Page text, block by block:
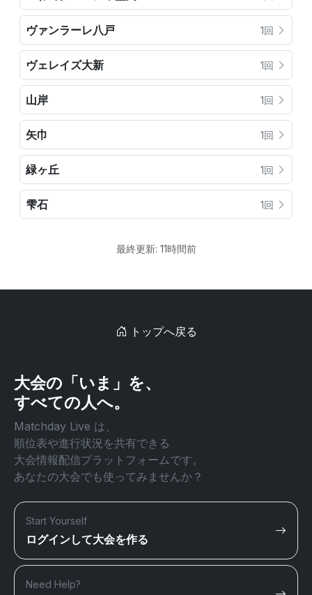
ヴァンラーレ八戸 1回
ヴェレイズ大新 1回
山岸 1回
矢巾 1回
緑ヶ丘 1回
雫石 1回
最終更新: 11時間前
トップへ戻る
大会の「いま」を、
すべての人へ。
Matchday Live は、
順位表や進行状況を共有できる
大会情報配信プラットフォームです。
あなたの大会でも使ってみませんか？
Start Yourself
ログインして大会を作る
Need Help?